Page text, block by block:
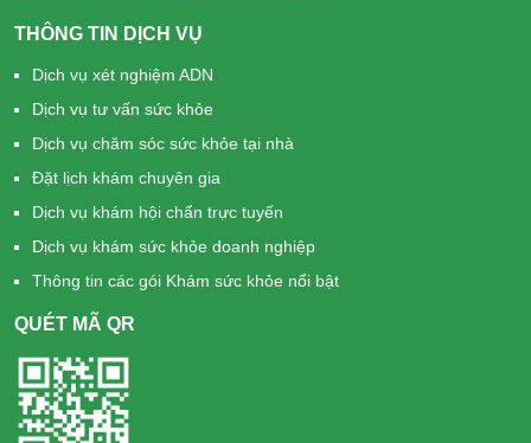
THÔNG TIN DỊCH VỤ
Dịch vụ xét nghiệm ADN
Dịch vụ tư vấn sức khỏe
Dịch vụ chăm sóc sức khỏe tại nhà
Đặt lịch khám chuyên gia
Dịch vụ khám hội chẩn trực tuyến
Dịch vụ khám sức khỏe doanh nghiệp
Thông tin các gói Khám sức khỏe nổi bật
QUÉT MÃ QR